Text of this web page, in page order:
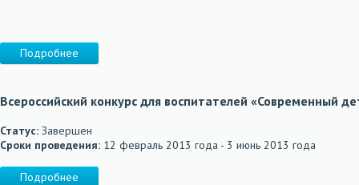
Подробнее
Всероссийский конкурс для воспитателей «Современный
Статус: Завершен
Сроки проведения: 12 февраль 2013 года - 3 июнь 2013 года
Подробнее